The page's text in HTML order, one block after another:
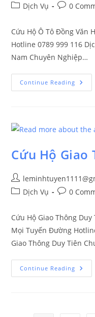
Dịch Vụ
0
Cứu Hộ Ô Tô Đồng Văn
Hotline 0789 999 116
Nam Chuyên Nghiệp…
Continue Reading
Cứu Hộ Giao
Dịch Vụ
0
Cứu Hộ Giao Thông
Mọi Tuyến Đường
Giao Thông Duy Tiên
Continue Reading